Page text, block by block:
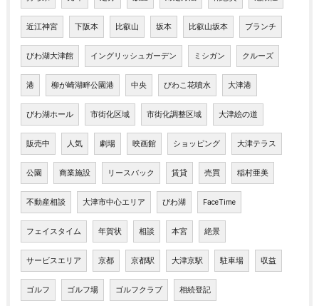
近江神宮 下阪本 比叡山 坂本 比叡山坂本 ブランチ
びわ湖大津館 イングリッシュガーデン ミシガン クルーズ
港 柳が崎湖畔公園港 中央 びわこ花噴水 大津港
びわ湖ホール 市街化区域 市街化調整区域 大津絵の道
販売中 人気 劇場 映画館 ショッピング 大津テラス
公園 商業施設 リースバック 賃貸 売買 稲村亜美
不動産相談 大津市中心エリア びわ湖 FaceTime
フェイスタイム 年賀状 相談 本宮 絶景
サービスエリア 京都 京都駅 大津京駅 駐車場 収益
ゴルフ ゴルフ場 ゴルフクラブ 相続登記